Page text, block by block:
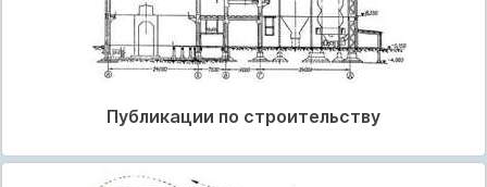
Публикации по строительству